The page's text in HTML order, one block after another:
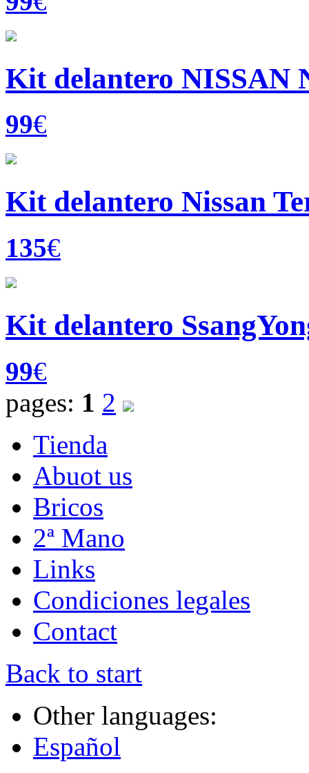
Kit delantero NISSAN
99€
Kit delantero Nissan
135€
Kit delantero
99€
pages: 1 2
Tienda
Abuot us
Bricos
2ª Mano
Links
Condiciones legales
Contact
Back to start
Other languages:
Español